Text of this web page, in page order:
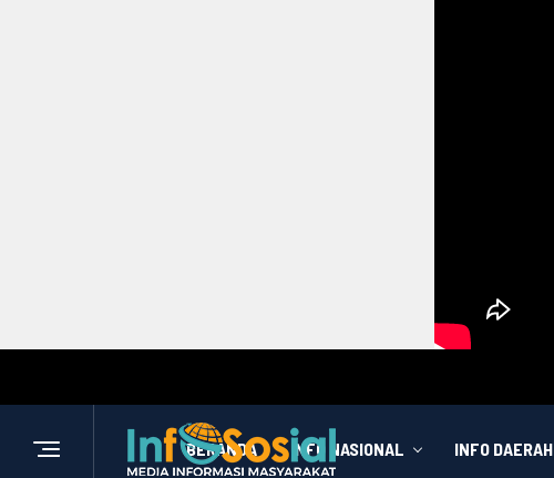
BERANDA INFO NASIONAL INFO DAERAH